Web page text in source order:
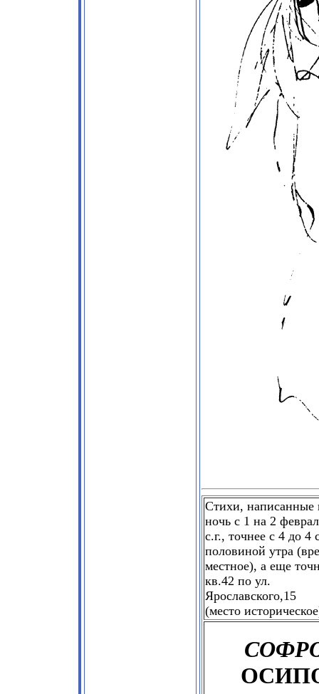
Стихи, написанные
ночь с 1 на 2
с.г., точнее с 4 до 4
половиной утра
местное), а еще
кв.42 по ул.
Ярославского,15
(место